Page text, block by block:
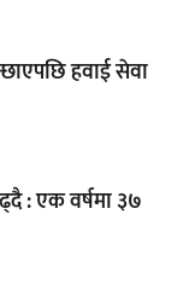
हवाई सेवा
: एक वर्षमा ३७